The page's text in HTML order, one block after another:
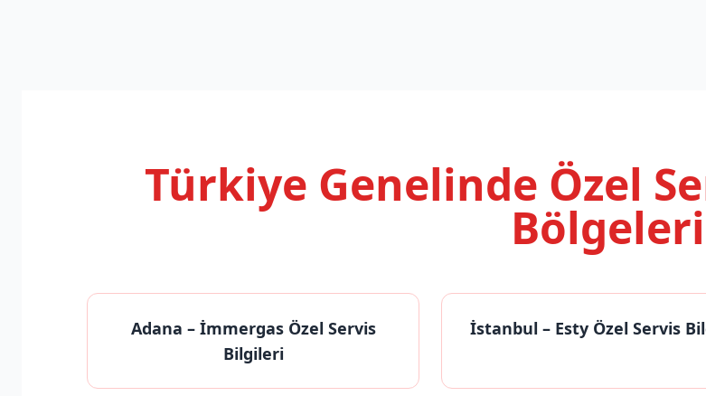
Türkiye Genelinde Özel
Bölgeleri
Adana – İmmergas Özel Servis
Bilgileri
İstanbul – Esty Özel Servis